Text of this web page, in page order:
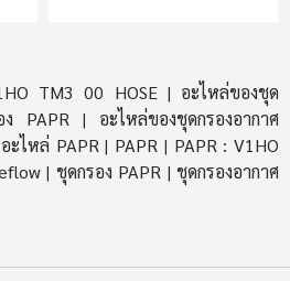
TM3 00 HOSE| อะไหล่ของชุด
ง PAPR | อะไหล่ของชุดกรองอากาศ
อะไหล่ PAPR | PAPR | PAPR : V1HO
| ชุดกรอง PAPR | ชุดกรองอากาศ